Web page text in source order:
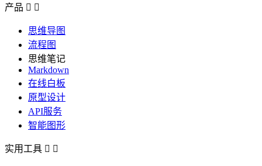
产品  
思维导图
流程图
思维笔记
Markdown
在线白板
原型设计
API服务
智能图形
实用工具  